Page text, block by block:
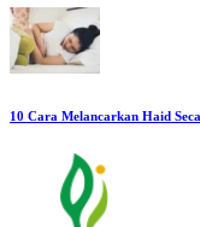
10 Cara Melancarkan Haid